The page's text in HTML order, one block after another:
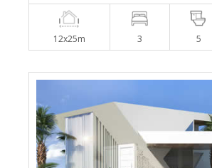
12x25m 3 5